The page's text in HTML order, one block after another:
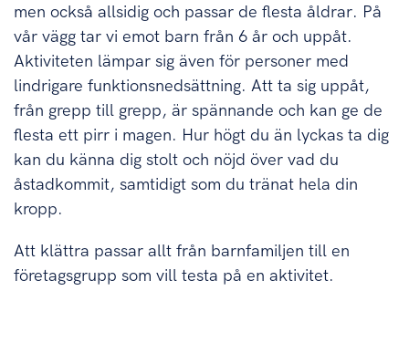
men också allsidig och passar de flesta åldrar. På
vår vägg tar vi emot barn från 6 år och uppåt.
Aktiviteten lämpar sig även för personer med
lindrigare funktionsnedsättning. Att ta sig uppåt,
från grepp till grepp, är spännande och kan ge de
flesta ett pirr i magen. Hur högt du än lyckas ta dig
kan du känna dig stolt och nöjd över vad du
åstadkommit, samtidigt som du tränat hela din
kropp.
Att klättra passar allt från barnfamiljen till en
företagsgrupp som vill testa på en aktivitet.